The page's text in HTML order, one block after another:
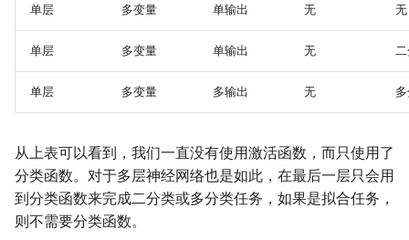
单层 多变量 单输出 无 无
单层 多变量 单输出 无
单层 多变量 多输出 无
从上表可以看到，我们一直没有使用激活函数，而只使用了
分类函数。对于多层神经网络也是如此，在最后一层只会用
到分类函数来完成二分类或多分类任务，如果是拟合任务，
则不需要分类函数。